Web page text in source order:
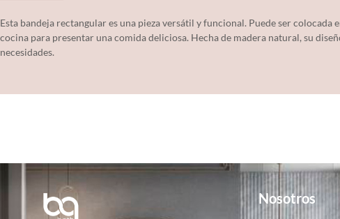
Esta bandeja rectangular es una pieza versátil y funcional. Puede ser
cocina para presentar una comida deliciosa. Hecha de madera natural, su
necesidades.
Nosotros